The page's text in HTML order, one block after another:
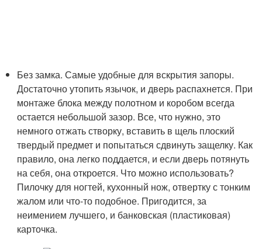
Без замка. Самые удобные для вскрытия запоры.
Достаточно утопить язычок, и дверь распахнется. При
монтаже блока между полотном и коробом всегда
остается небольшой зазор. Все, что нужно, это
немного отжать створку, вставить в щель плоский
твердый предмет и попытаться сдвинуть защелку. Как
правило, она легко поддается, и если дверь потянуть
на себя, она откроется. Что можно использовать?
Пилочку для ногтей, кухонный нож, отвертку с тонким
жалом или что-то подобное. Пригодится, за
неимением лучшего, и банковская (пластиковая)
карточка.